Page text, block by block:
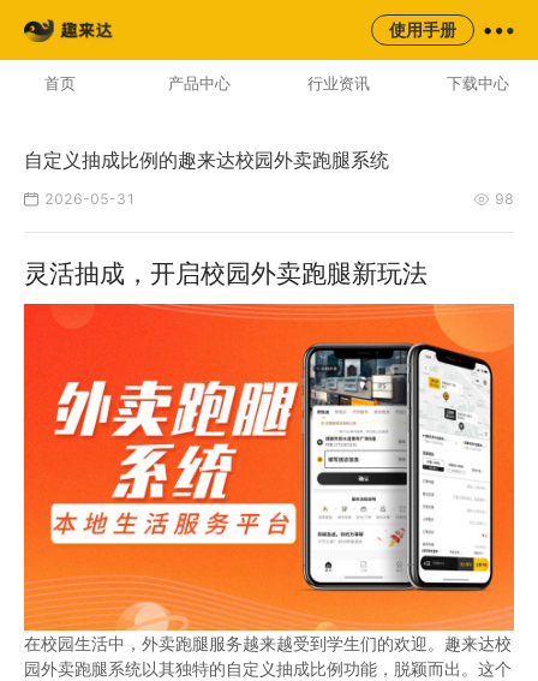
使用手册
首页 产品中心 行业资讯 下载中心
AI云配服务生态平台
自定义抽成比例的趣来达校园外卖跑腿系统
2026-05-31 98
灵活抽成，开启校园外卖跑腿新玩法
在校园生活中，外卖跑腿服务越来越受到学生们的欢迎。趣来达校
园外卖跑腿系统以其独特的自定义抽成比例功能，脱颖而出。这个